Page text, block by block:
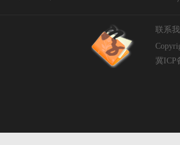
联系
冀ICP